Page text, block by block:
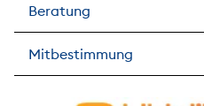
Beratung
Mitbestimmung